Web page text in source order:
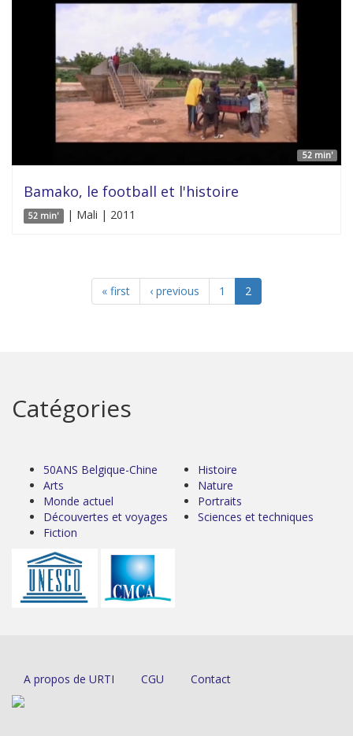
52 min'
Bamako, le football et l'histoire
52 min' | Mali | 2011
« first ‹ previous 1 2
Catégories
50ANS Belgique-Chine
Arts
Monde actuel
Découvertes et voyages
Fiction
Histoire
Nature
Portraits
Sciences et techniques
A propos de URTI CGU Contact